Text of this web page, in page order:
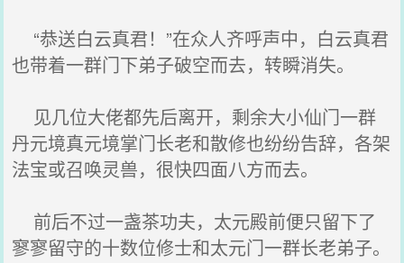
“恭送白云真君！”在众人齐呼声中，白云真君
也带着一群门下弟子破空而去，转瞬消失。
见几位大佬都先后离开，剩余大小仙门一群
丹元境真元境掌门长老和散修也纷纷告辞，各架
法宝或召唤灵兽，很快四面八方而去。
前后不过一盏茶功夫，太元殿前便只留下了
寥寥留守的十数位修士和太元门一群长老弟子。